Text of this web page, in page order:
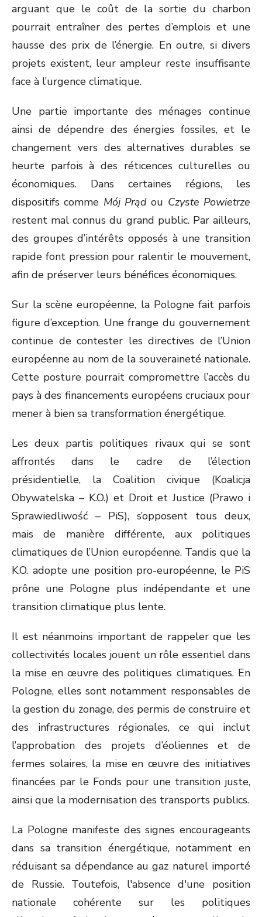
arguant que le coût de la sortie du charbon
pourrait entraîner des pertes d’emplois et une
hausse des prix de l’énergie. En outre, si divers
projets existent, leur ampleur reste insuffisante
face à l’urgence climatique.
Une partie importante des ménages continue
ainsi de dépendre des énergies fossiles, et le
changement vers des alternatives durables se
heurte parfois à des réticences culturelles ou
économiques. Dans certaines régions, les
dispositifs comme Mój Prąd ou Czyste Powietrze
restent mal connus du grand public. Par ailleurs,
des groupes d’intérêts opposés à une transition
rapide font pression pour ralentir le mouvement,
afin de préserver leurs bénéfices économiques.
Sur la scène européenne, la Pologne fait parfois
figure d’exception. Une frange du gouvernement
continue de contester les directives de l’Union
européenne au nom de la souveraineté nationale.
Cette posture pourrait compromettre l’accès du
pays à des financements européens cruciaux pour
mener à bien sa transformation énergétique.
Les deux partis politiques rivaux qui se sont
affrontés dans le cadre de l’élection
présidentielle, la Coalition civique (Koalicja
Obywatelska – K.O.) et Droit et Justice (Prawo i
Sprawiedliwość – PiS), s’opposent tous deux,
mais de manière différente, aux politiques
climatiques de l’Union européenne. Tandis que la
K.O. adopte une position pro-européenne, le PiS
prône une Pologne plus indépendante et une
transition climatique plus lente.
Il est néanmoins important de rappeler que les
collectivités locales jouent un rôle essentiel dans
la mise en œuvre des politiques climatiques. En
Pologne, elles sont notamment responsables de
la gestion du zonage, des permis de construire et
des infrastructures régionales, ce qui inclut
l’approbation des projets d’éoliennes et de
fermes solaires, la mise en œuvre des initiatives
financées par le Fonds pour une transition juste,
ainsi que la modernisation des transports publics.
La Pologne manifeste des signes encourageants
dans sa transition énergétique, notamment en
réduisant sa dépendance au gaz naturel importé
de Russie. Toutefois, l'absence d'une position
nationale cohérente sur les politiques